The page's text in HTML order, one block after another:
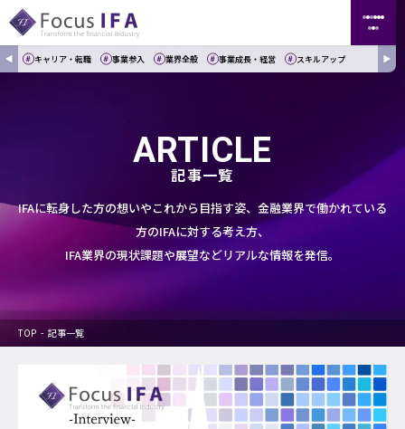
キャリア・転職 事業参入 業界全般 事業成長・経営 スキルアップ
ARTICLE
記事一覧
IFAに転身した方の想いやこれから目指す姿、金融業界で働かれている
方のIFAに対する考え方、
IFA業界の現状課題や展望などリアルな情報を発信。
TOP 記事一覧